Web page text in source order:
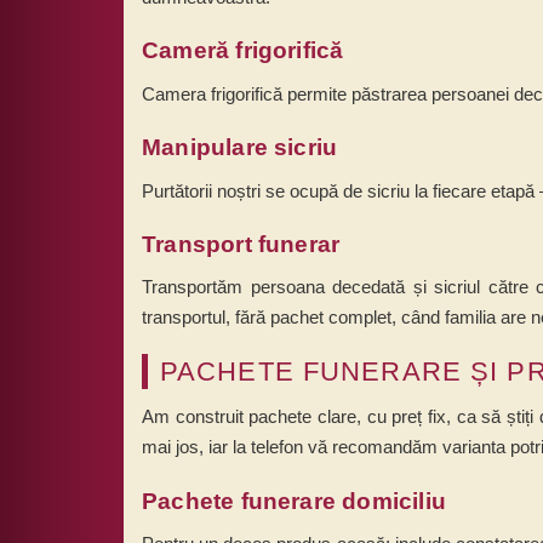
Cameră frigorifică
Camera frigorifică permite păstrarea persoanei
Manipulare sicriu
Purtătorii noștri se ocupă de sicriu la fiecare
Transport funerar
Transportăm persoana decedată și sicriul
transportul, fără pachet complet, când familia are
PACHETE FUNERARE ȘI
Am construit pachete clare, cu preț fix, ca să știți
mai jos, iar la telefon vă recomandăm varianta
Pachete funerare domiciliu